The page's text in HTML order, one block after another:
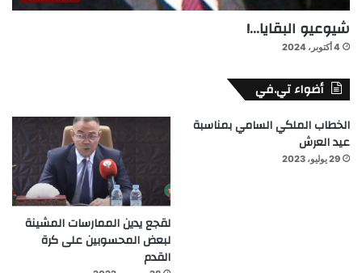
شيوعيو البقايا…!
4 أكتوبر، 2024
أضواء تي.في
الخطاب الملكي السامي بمناسبة
عيد العرش
29 يوليو، 2023
لقجع يدين الممارسات المشينة
لبعض المحسوبين على كرة
القدم